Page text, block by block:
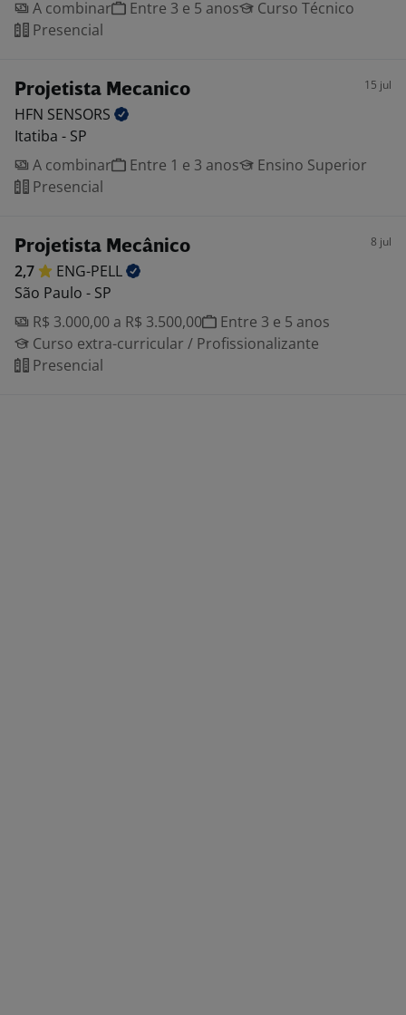
A combinar Entre 3 e 5 anos
Curso Técnico
Presencial
Projetista Mecanico 15 jul
HFN SENSORS
Itatiba - SP
A combinar
Entre 1 e 3 anos
Ensino Superior
Presencial
Projetista Mecânico 8 jul
2,7
ENG-PELL
São Paulo - SP
R$ 3.000,00 a R$ 3.500,00
Entre 3 e 5 anos
Curso extra-curricular / Profissionalizante
Presencial